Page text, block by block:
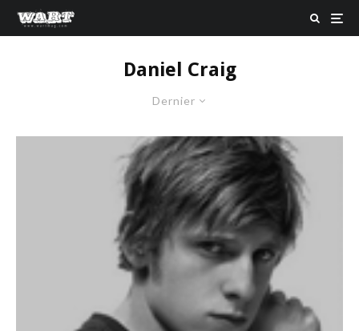
Daniel Craig
Dernier